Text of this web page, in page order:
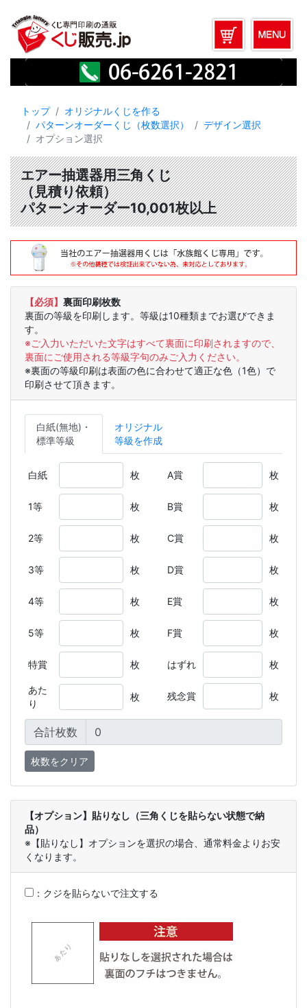
トップ
オリジナルくじを作る
パターンオーダーくじ（枚数選択）
デザイン選択
オプション選択
エアー抽選器用三角くじ
（見積り依頼）
パターンオーダー10,001枚以上
【必須】 裏面印刷枚数
裏面の等級を印刷します。等級は10種類までお選びできま
す。
※ご入力いただいた文字はすべて裏面に印刷されますので、
裏面にご使用される等級字句のみご入力ください。
※裏面の等級印刷は表面の色に合わせて適正な色（1色）で
印刷させて頂きます。
白紙(無地)・
標準等級
オリジナル
等級を作成
白紙 枚
1等 枚
2等 枚
3等 枚
4等 枚
5等 枚
特賞 枚
あた
り
枚
A賞 枚
B賞 枚
C賞 枚
D賞 枚
E賞 枚
F賞 枚
はずれ 枚
残念賞 枚
合計枚数
【オプション】貼りなし（三角くじを貼らない状態で納
品）
※【貼りなし】オプションを選択の場合、通常料金よりお安
くなります。
： クジを貼らないで注文する